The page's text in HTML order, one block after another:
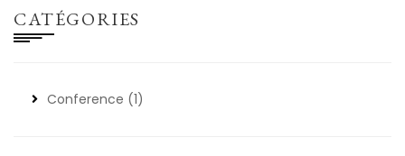
CATÉGORIES
Conference (1)